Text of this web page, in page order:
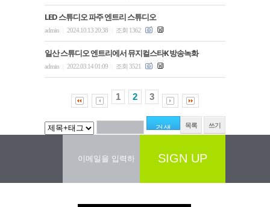
LED 스튜디오 파주 엔트리 스튜디오
admin 2024.10.13 20:38 조회 1362
일산 스튜디오 엔트리에서 뮤지컬스타K 방송녹화
admin 2022.03.14 01:09 조회 3521
1 2 3
목록 쓰기
SIGN UP